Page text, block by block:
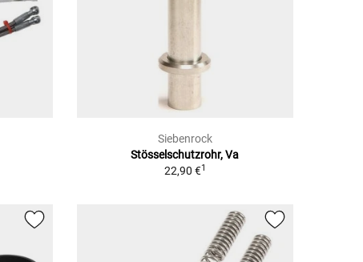
Siebenrock
Stösselschutzrohr, Va
22,90 €1